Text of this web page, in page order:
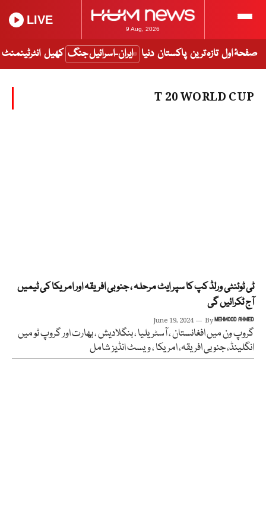
9 Aug, 2026
LIVE
صفحۂ اول تازہ ترین پاکستان دنیا ایران-اسرائیل جنگ کھیل انٹرٹینمنٹ
T 20 WORLD CUP
ٹی ٹوئنٹی ورلڈ کپ کا سپر ایٹ مرحلہ ، جنوبی افریقہ اور امریکا کی ٹیمیں
آج ٹکرائیں گی
June 19, 2024 ByMEHMOOD AHMED
گروپ ون میں افغانستان ، آسٹریلیا ، بنگلادیش ، بھارت اور گروپ ٹو میں
انگلینڈ، جنوبی افریقہ، امریکا ، ویسٹ انڈیز شامل